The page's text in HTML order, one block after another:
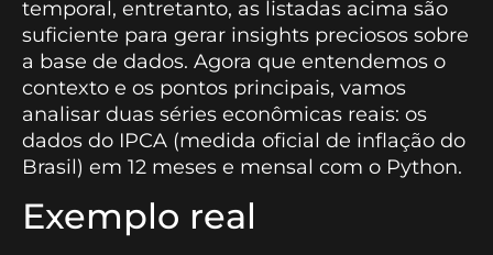
temporal, entretanto, as listadas acima são
suficiente para gerar insights preciosos sobre
a base de dados. Agora que entendemos o
contexto e os pontos principais, vamos
analisar duas séries econômicas reais: os
dados do IPCA (medida oficial de inflação do
Brasil) em 12 meses e mensal com o Python.
Exemplo real